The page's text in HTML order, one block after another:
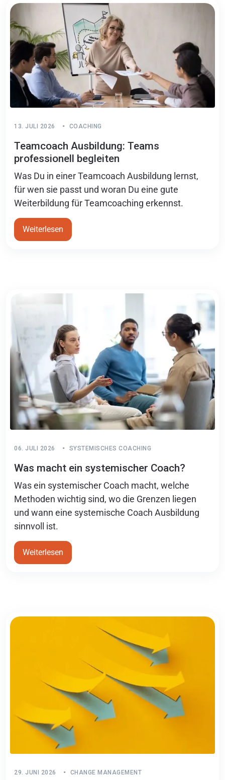
13. JULI 2026 COACHING
Teamcoach Ausbildung: Teams
professionell begleiten
Was Du in einer Teamcoach Ausbildung lernst,
für wen sie passt und woran Du eine gute
Weiterbildung für Teamcoaching erkennst.
Weiterlesen
06. JULI 2026 SYSTEMISCHES COACHING
Was macht ein systemischer Coach?
Was ein systemischer Coach macht, welche
Methoden wichtig sind, wo die Grenzen liegen
und wann eine systemische Coach Ausbildung
sinnvoll ist.
Weiterlesen
29. JUNI 2026 CHANGE MANAGEMENT